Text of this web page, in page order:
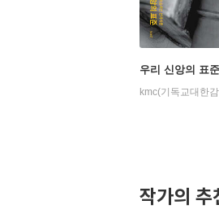
우리 신앙의 표준
kmc(기독교대한
작가의 추